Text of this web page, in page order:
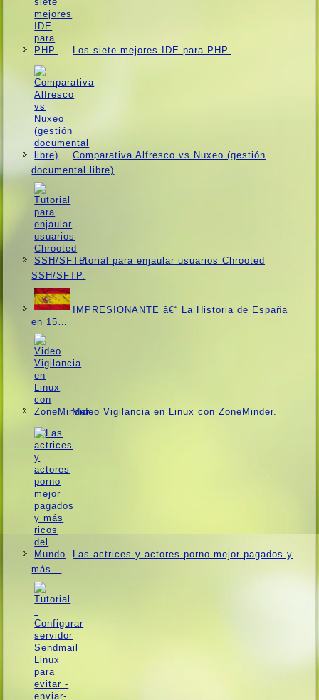
Los siete mejores IDE para PHP.
Comparativa Alfresco vs Nuxeo (gestión
documental libre)
Tutorial para enjaular usuarios Chrooted
SSH/SFTP.
IMPRESIONANTE â€“ La Historia de España
en 15…
Video Vigilancia en Linux con ZoneMinder.
Las actrices y actores porno mejor pagados y
más…